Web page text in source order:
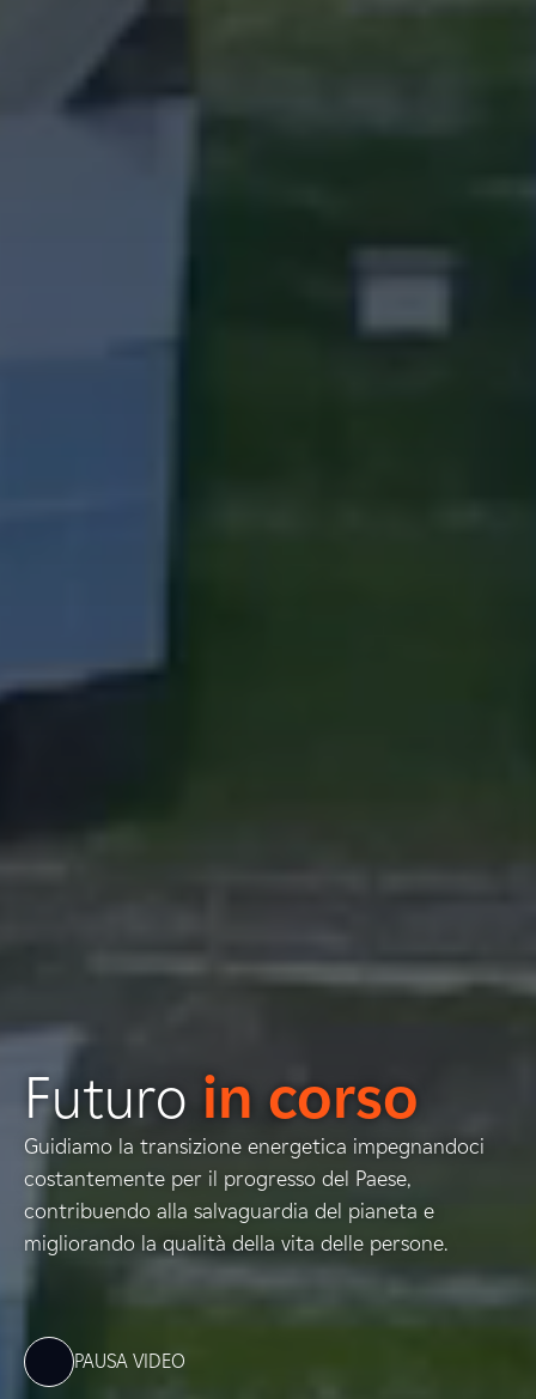
Futuro in corso
Guidiamo la transizione energetica impegnandoci
costantemente per il progresso del Paese,
contribuendo alla salvaguardia del pianeta e
migliorando la qualità della vita delle persone.
PAUSA VIDEO